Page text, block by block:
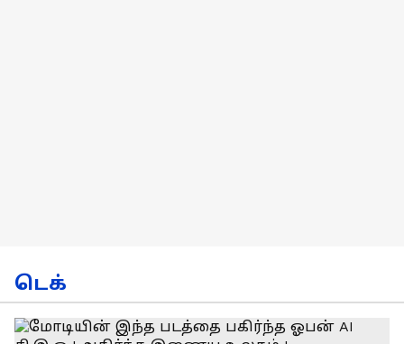
டெக்